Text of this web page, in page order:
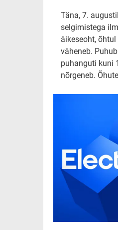
Täna, 7.
selgimistega
äikeseoht,
väheneb.
puhanguti kuni
nõrgeneb.